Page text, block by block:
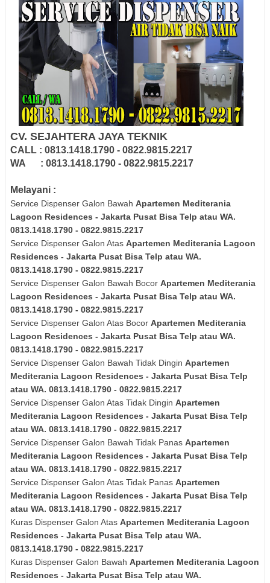
CV. SEJAHTERA JAYA TEKNIK
CALL : 0813.1418.1790 - 0822.9815.2217
WA : 0813.1418.1790 - 0822.9815.2217
Melayani :
Service Dispenser Galon Bawah Apartemen Mediterania
Lagoon Residences - Jakarta Pusat Bisa Telp atau WA.
0813.1418.1790 - 0822.9815.2217
Service Dispenser Galon Atas Apartemen Mediterania Lagoon
Residences - Jakarta Pusat Bisa Telp atau WA.
0813.1418.1790 - 0822.9815.2217
Service Dispenser Galon Bawah Bocor Apartemen Mediterania
Lagoon Residences - Jakarta Pusat Bisa Telp atau WA.
0813.1418.1790 - 0822.9815.2217
Service Dispenser Galon Atas Bocor Apartemen Mediterania
Lagoon Residences - Jakarta Pusat Bisa Telp atau WA.
0813.1418.1790 - 0822.9815.2217
Service Dispenser Galon Bawah Tidak Dingin Apartemen
Mediterania Lagoon Residences - Jakarta Pusat Bisa Telp
atau WA. 0813.1418.1790 - 0822.9815.2217
Service Dispenser Galon Atas Tidak Dingin Apartemen
Mediterania Lagoon Residences - Jakarta Pusat Bisa Telp
atau WA. 0813.1418.1790 - 0822.9815.2217
Service Dispenser Galon Bawah Tidak Panas Apartemen
Mediterania Lagoon Residences - Jakarta Pusat Bisa Telp
atau WA. 0813.1418.1790 - 0822.9815.2217
Service Dispenser Galon Atas Tidak Panas Apartemen
Mediterania Lagoon Residences - Jakarta Pusat Bisa Telp
atau WA. 0813.1418.1790 - 0822.9815.2217
Kuras Dispenser Galon Atas Apartemen Mediterania Lagoon
Residences - Jakarta Pusat Bisa Telp atau WA.
0813.1418.1790 - 0822.9815.2217
Kuras Dispenser Galon Bawah Apartemen Mediterania Lagoon
Residences - Jakarta Pusat Bisa Telp atau WA.